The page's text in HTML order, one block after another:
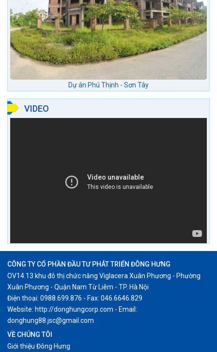
Dự án Phú Thịnh - Sơn Tây
VIDEO
CÔNG TY CỔ PHẦN ĐẦU TƯ PHÁT TRIỂN ĐÔNG HƯNG
OV14.13 khu đô thị chức năng Viglacera Xuân Phương - Phường
Xuân Phương - Quận Nam Từ Liêm - TP. Hà Nội
Điện thoại: 0988.699.876 - Fax: 046.6646.829
Website: http://donghungcorp.com - Email:
donghung88.jsc@gmail.com
VỀ CHÚNG TÔI
Giới thiệu Đông Hưng